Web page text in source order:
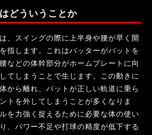
どういうことか
、スイングの際に上半身や腰が早く開
指します。これはバッターがバットを
などの体幹部分がホームプレートに向
てしまうことで生じます。この動きに
から離れ、バットが正しい軌道に乗ら
トを外してしまうことが多くなりま
を力強く捉えるために必要な体の使い
、パワー不足や打球の精度が低下する